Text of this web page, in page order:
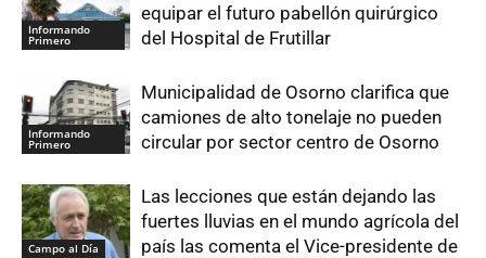
Informando
Primero
equipar el futuro pabellón quirúrgico
del Hospital de Frutillar
Informando
Primero
Municipalidad de Osorno clarifica que
camiones de alto tonelaje no pueden
circular por sector centro de Osorno
Campo al Día
Las lecciones que están dejando las
fuertes lluvias en el mundo agrícola del
país las comenta el Vice-presidente de